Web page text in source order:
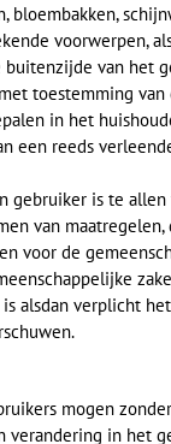
bloembakken,
voorwerpen,
buitenzijde van het
toestemming
in het
een reeds
gebruiker is te
van
voor de
alsdan verplicht
mogen
verandering in het